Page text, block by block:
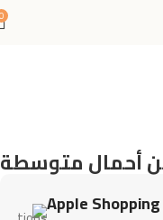
أحمال متوسطة
Apple